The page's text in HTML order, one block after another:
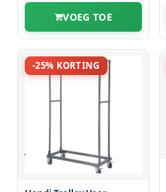
VOEG TOE
-25% KORTING